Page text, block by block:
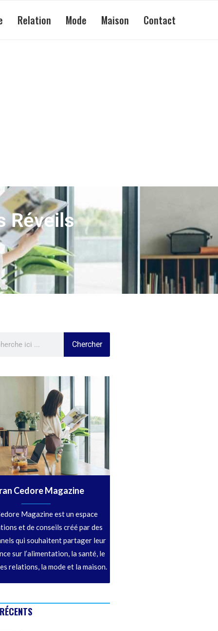
Relation Mode Maison Contact
Réveils
Chercher
Cedore Magazine
Magazine est un espace
et de conseils créé par des
qui souhaitent partager leur
sur l’alimentation, la santé, le
relations, la mode et la maison.